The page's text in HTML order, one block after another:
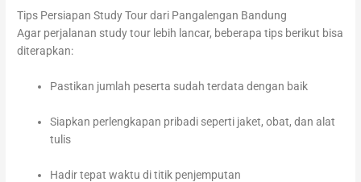
Tips Persiapan Study Tour dari Pangalengan Bandung
Agar perjalanan study tour lebih lancar, beberapa tips berikut bisa
diterapkan:
Pastikan jumlah peserta sudah terdata dengan baik
Siapkan perlengkapan pribadi seperti jaket, obat, dan alat
tulis
Hadir tepat waktu di titik penjemputan